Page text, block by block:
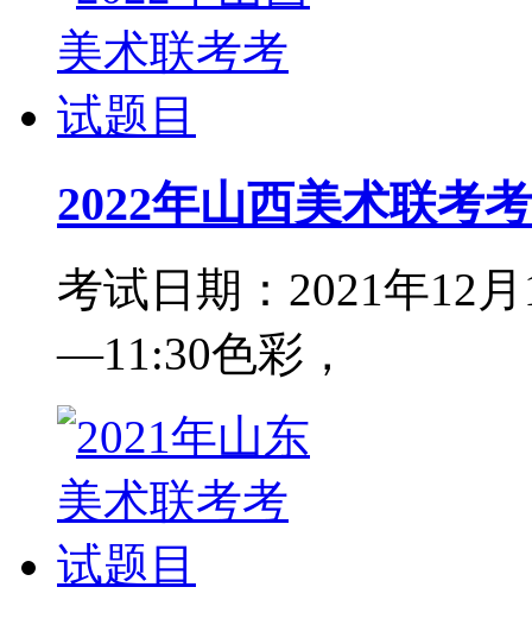
2022年山西美术联考
考试日期：2021年
—11:30色彩，